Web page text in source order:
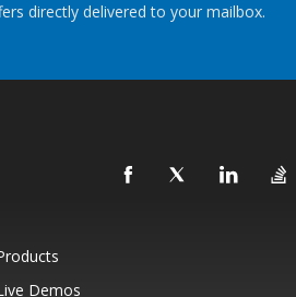
directly delivered to your mailbox.
Demos